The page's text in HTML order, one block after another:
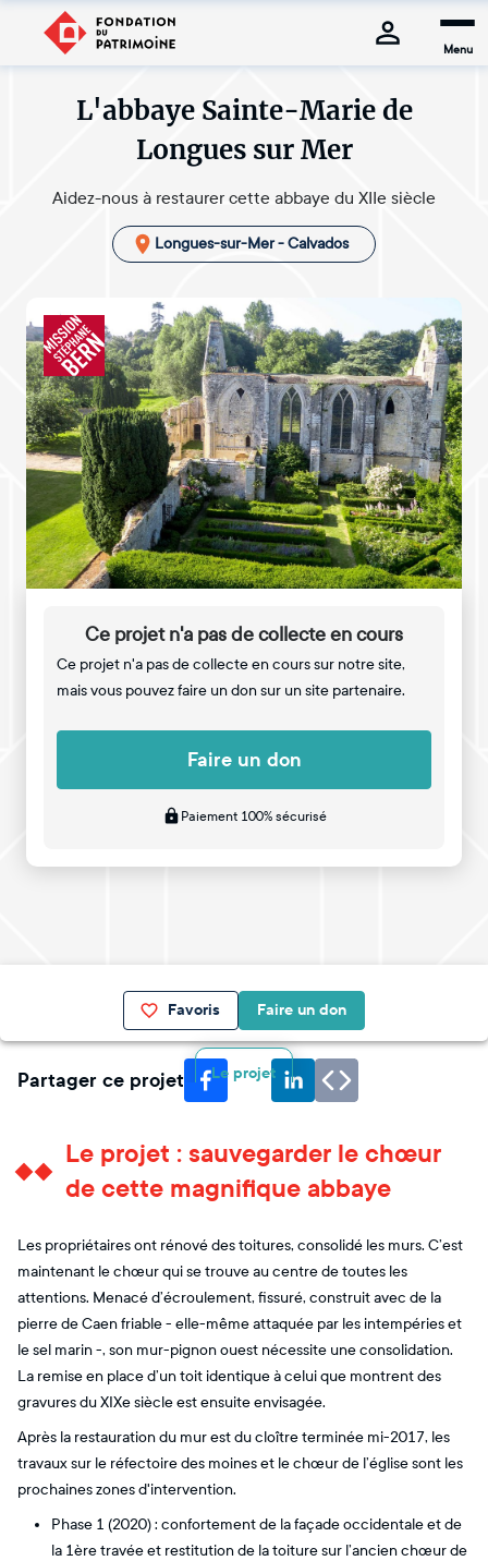
Menu
L'abbaye Sainte-Marie de
Longues sur Mer
Aidez-nous à restaurer cette abbaye du XIIe siècle
Longues-sur-Mer - Calvados
Ce projet n'a pas de collecte en cours
Ce projet n'a pas de collecte en cours sur notre site,
mais vous pouvez faire un don sur un site partenaire.
Faire un don
Paiement 100% sécurisé
Favoris Faire un don
Le projet
Partager ce projet
Le projet : sauvegarder le chœur
de cette magnifique abbaye
Les propriétaires ont rénové des toitures, consolidé les murs. C’est
maintenant le chœur qui se trouve au centre de toutes les
attentions. Menacé d’écroulement, fissuré, construit avec de la
pierre de Caen friable - elle-même attaquée par les intempéries et
le sel marin -, son mur-pignon ouest nécessite une consolidation.
La remise en place d’un toit identique à celui que montrent des
gravures du XIXe siècle est ensuite envisagée.
Après la restauration du mur est du cloître terminée mi-2017, les
travaux sur le réfectoire des moines et le chœur de l’église sont les
prochaines zones d'intervention.
Phase 1 (2020) : confortement de la façade occidentale et de
la 1ère travée et restitution de la toiture sur l’ancien chœur de